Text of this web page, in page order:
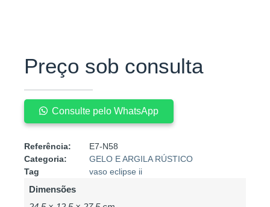
Preço sob consulta
Consulte pelo WhatsApp
Referência:
E7-N58
Categoria:
GELO E ARGILA RÚSTICO
Tag
vaso eclipse ii
Dimensões